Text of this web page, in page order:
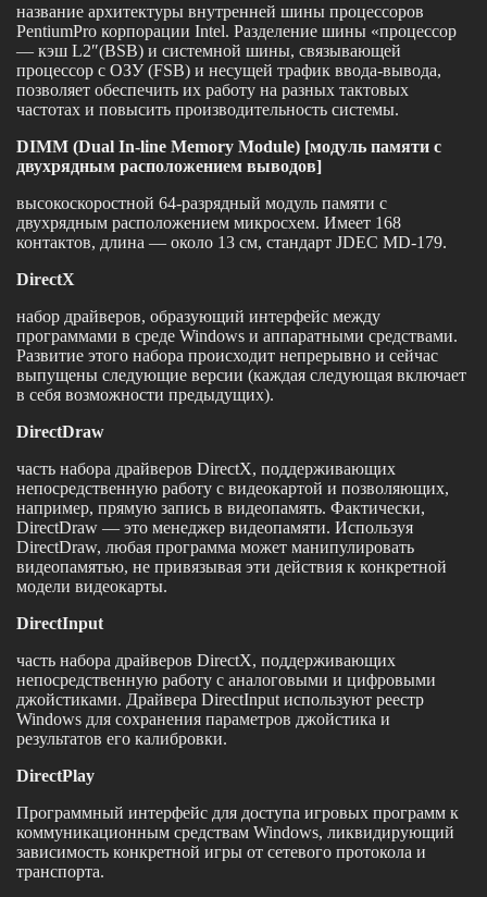
название архитектуры внутренней шины процессоров
PentiumPro корпорации Intel. Разделение шины «процессор
— кэш L2″(BSB) и системной шины, связывающей
процессор с ОЗУ (FSB) и несущей трафик ввода-вывода,
позволяет обеспечить их работу на разных тактовых
частотах и повысить производительность системы.
DIMM (Dual In-line Memory Module) [модуль памяти с
двухрядным расположением выводов]
высокоскоростной 64-разрядный модуль памяти с
двухрядным расположением микросхем. Имеет 168
контактов, длина — около 13 см, стандарт JDEC MD-179.
DirectX
набор драйверов, образующий интерфейс между
программами в среде Windows и аппаратными средствами.
Развитие этого набора происходит непрерывно и сейчас
выпущены следующие версии (каждая следующая включает
в себя возможности предыдущих).
DirectDraw
часть набора драйверов DirectX, поддерживающих
непосредственную работу с видеокартой и позволяющих,
например, прямую запись в видеопамять. Фактически,
DirectDraw — это менеджер видеопамяти. Используя
DirectDraw, любая программа может манипулировать
видеопамятью, не привязывая эти действия к конкретной
модели видеокарты.
DirectInput
часть набора драйверов DirectX, поддерживающих
непосредственную работу с аналоговыми и цифровыми
джойстиками. Драйвера DirectInput используют реестр
Windows для сохранения параметров джойстика и
результатов его калибровки.
DirectPlay
Программный интерфейс для доступа игровых программ к
коммуникационным средствам Windows, ликвидирующий
зависимость конкретной игры от сетевого протокола и
транспорта.